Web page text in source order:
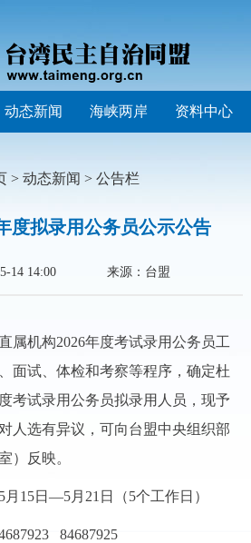
动态新闻 海峡两岸 资料中心
> 动态新闻 > 公告栏
度拟录用公务员公示公告
14 14:00 来源：台盟
机构2026年度考试录用公务员工
面试、体检和考察等程序，确定杜
考试录用公务员拟录用人员，现予
人选有异议，可向台盟中央组织部
）反映。
15日—5月21日（5个工作日）
84687925